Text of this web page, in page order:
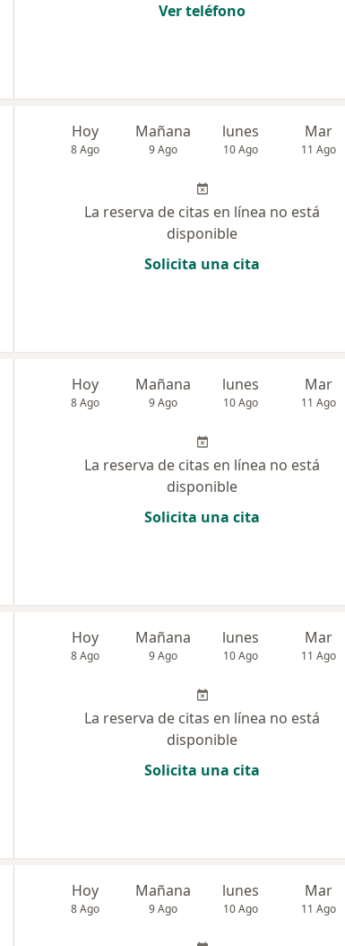
Ver teléfono
Hoy
8 Ago
Mañana
9 Ago
lunes
10 Ago
Mar
11 Ago
La reserva de citas en línea no está
disponible
Solicita una cita
Hoy
8 Ago
Mañana
9 Ago
lunes
10 Ago
Mar
11 Ago
La reserva de citas en línea no está
disponible
Solicita una cita
Hoy
8 Ago
Mañana
9 Ago
lunes
10 Ago
Mar
11 Ago
La reserva de citas en línea no está
disponible
Solicita una cita
Hoy
8 Ago
Mañana
9 Ago
lunes
10 Ago
Mar
11 Ago